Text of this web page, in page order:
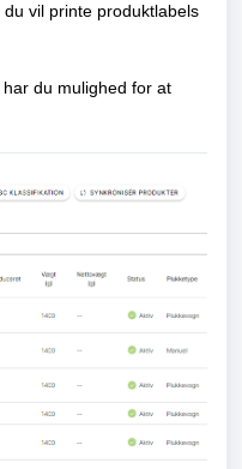
vil printe produktlabels
du mulighed for at